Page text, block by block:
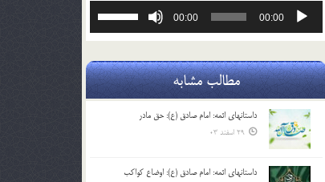
پخش‌کننده
00:00
00:00
یا
صدا
کلیدهای
مطالب مشابه
داستانهای ائمه: امام صادق (ع): حق مادر
29 اسفند 03
داستانهای ائمه: امام صادق (ع): اوضاع کواکب